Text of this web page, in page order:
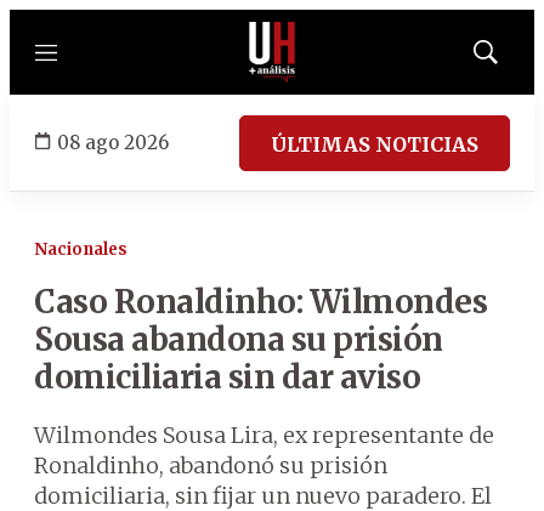
Menú
Mostrar
08 ago 2026 ÚLTIMAS NOTICIAS
Nacionales
Caso Ronaldinho: Wilmondes
Sousa abandona su prisión
domiciliaria sin dar aviso
Wilmondes Sousa Lira, ex representante de
Ronaldinho, abandonó su prisión
domiciliaria, sin fijar un nuevo paradero. El